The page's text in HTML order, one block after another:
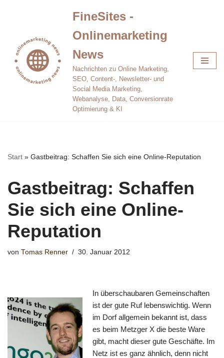
springen
FineSites -
Onlinemarketing
News
Nachrichten zu Online Marketing,
SEO, Content-, Newsletter- und
Social Media Marketing,
Webanalyse, Data, Conversionrate
Optimierung & KI
Start » Gastbeitrag: Schaffen Sie sich eine Online-Reputation
Gastbeitrag: Schaffen
Sie sich eine Online-
Reputation
von Tomas Renner 30. Januar 2012
In überschaubaren Gemeinschaften
ist der gute Ruf lebenswichtig. Wenn
im Dorf allgemein bekannt ist, dass
es beim Metzger X die beste Ware
gibt, macht dieser gute Geschäfte. Im
Netz ist es ganz ähnlich, denn nicht